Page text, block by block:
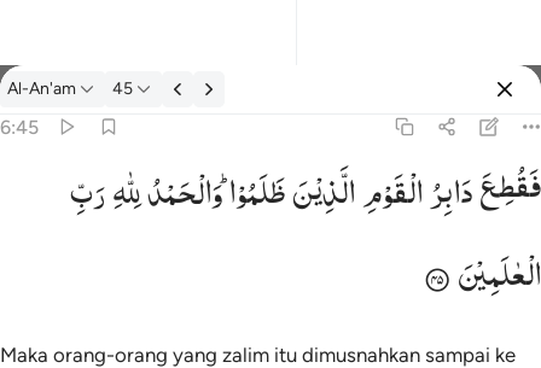
tafsir: Al-An'am 6:45
Al-An'am 45
6:45
فقطع دابر القوم الذين ظلموا والحمد لله رب العالمين ٤٥
ٱلْقَوْمِ ٱلَّذِينَ ظَلَمُوا۟ ۚ وَٱلْحَمْدُ لِلَّهِ رَبِّ ٱلْعَـٰلَمِينَ ٤٥فَقُطِعَدَابِرُالْقَوْمِالَّذِیْنَظَلَمُوْا ؕوَالْحَمْدُلِلّٰهِرَبِّ
الْعٰلَمِیْنَ
Maka orang-orang yang zalim itu dimusnahkan sampai ke